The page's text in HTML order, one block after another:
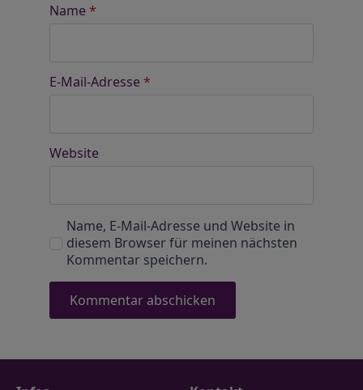
Name *
E-Mail-Adresse *
Website
Name, E-Mail-Adresse und Website in
diesem Browser für meinen nächsten
Kommentar speichern.